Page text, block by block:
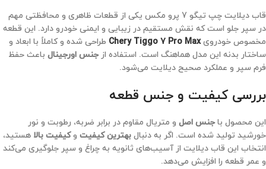
قاب دیلایت چپ تیگو 7 پرو مکس یکی از قطعات ظاهری و محافظتی مهم
در سپر جلو است که نقش مستقیم در زیبایی و ایمنی خودرو دارد. این قطعه
مخصوص خودرویChery Tiggo 7 Pro Max طراحی شده و کاملاً با ابعاد و
ساختار بدنه این مدل هماهنگ است. استفاده ازجنس اورجینال باعث حفظ
فرم سپر و عملکرد صحیح دیلایت می‌شود.
بررسی کیفیت و جنس قطعه
این محصول باجنس اصل و متریال مقاوم در برابر ضربه، رطوبت و نور
خورشید تولید شده است. اگر به دنبالبهترین کیفیت وکیفیت بالا هستید،
انتخاب این قاب دیلایت از آسیب‌های ثانویه به چراغ و سپر جلوگیری می‌کند
و عمر قطعه را افزایش می‌دهد.